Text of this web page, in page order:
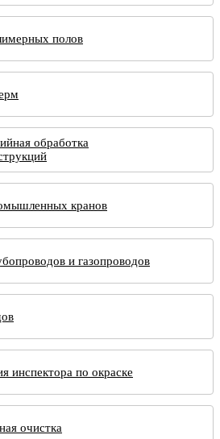
полов
обработка
кранов
и газопроводов
инспектора по окраске
очистка